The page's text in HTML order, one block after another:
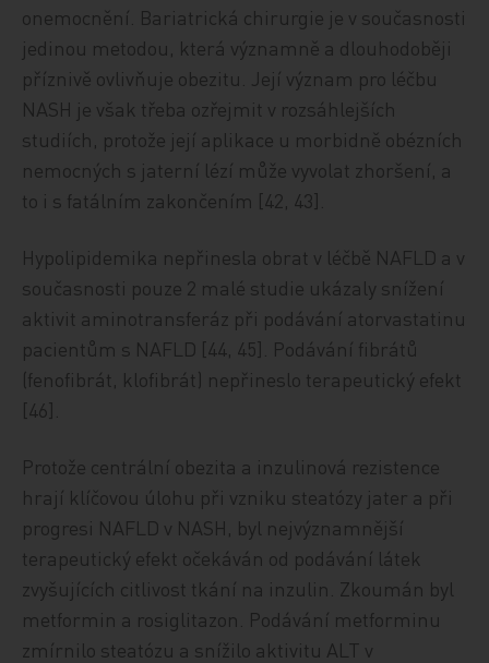
onemocnění. Bariatrická chirurgie je v současnosti
jedinou metodou, která významně a dlouhodoběji
příznivě ovlivňuje obezitu. Její význam pro léčbu
NASH je však třeba ozřejmit v rozsáhlejších
studiích, protože její aplikace u morbidně obézních
nemocných s jaterní lézí může vyvolat zhoršení, a
to i s fatálním zakončením [42, 43].
Hypolipidemika nepřinesla obrat v léčbě NAFLD a v
současnosti pouze 2 malé studie ukázaly snížení
aktivit aminotransferáz při podávání atorvastatinu
pacientům s NAFLD [44, 45]. Podávání fibrátů
(fenofibrát, klofibrát) nepřineslo terapeutický efekt
[46].
Protože centrální obezita a inzulinová rezistence
hrají klíčovou úlohu při vzniku steatózy jater a při
progresi NAFLD v NASH, byl nejvýznamnější
terapeutický efekt očekáván od podávání látek
zvyšujících citlivost tkání na inzulin. Zkoumán byl
metformin a rosiglitazon. Podávání metforminu
zmírnilo steatózu a snížilo aktivitu ALT v